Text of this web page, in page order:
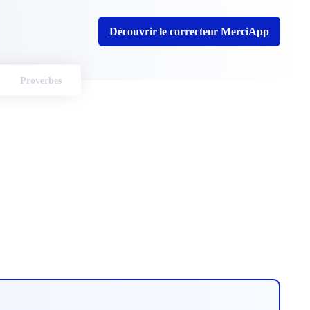
Découvrir le correcteur MerciApp
Proverbes